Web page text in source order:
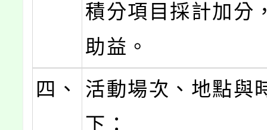
積分項目採計加分
助益。
四、
活動場次、地點與
下：